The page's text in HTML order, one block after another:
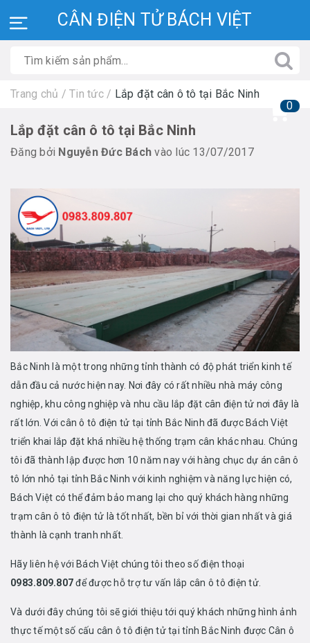
CÂN ĐIỆN TỬ BÁCH VIỆT
0
Trang chủ / Tin tức / Lắp đặt cân ô tô tại Bắc Ninh
Lắp đặt cân ô tô tại Bắc Ninh
Đăng bởi Nguyễn Đức Bách vào lúc 13/07/2017
Bắc Ninh là một trong những tỉnh thành có độ phát triển kinh tế
dẫn đầu cả nước hiện nay. Nơi đây có rất nhiều nhà máy công
nghiệp, khu công nghiệp và nhu cầu lắp đặt cân điện tử nơi đây là
rất lớn. Với cân ô tô điện tử tại tỉnh Bắc Ninh đã được Bách Việt
triển khai lắp đặt khá nhiều hệ thống trạm cân khác nhau. Chúng
tôi đã thành lập được hơn 10 năm nay với hàng chục dự án cân ô
tô lớn nhỏ tại tỉnh Bắc Ninh với kinh nghiệm và năng lực hiện có,
Bách Việt có thể đảm bảo mang lại cho quý khách hàng những
trạm cân ô tô điện tử là tốt nhất, bền bỉ với thời gian nhất và giá
thành là cạnh tranh nhất.
Hãy liên hệ với Bách Việt chúng tôi theo số điện thoại
0983.809.807để được hỗ trợ tư vấn lắp cân ô tô điện tử.
Và dưới đây chúng tôi sẽ giới thiệu tới quý khách những hình ảnh
thực tế một số cấu cân ô tô điện tử tại tỉnh Bắc Ninh được Cân ô